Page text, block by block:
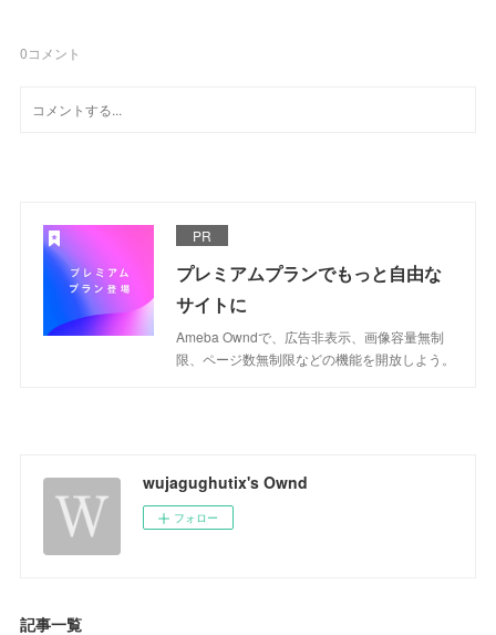
0コメント
PR
プレミアムプランでもっと自由な
サイトに
Ameba Owndで、広告非表示、画像容量無制
限、ページ数無制限などの機能を開放しよう。
wujagughutix's Ownd
フォロー
記事一覧